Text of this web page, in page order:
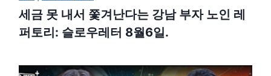
세금 못 내서 쫓겨난다는 강남 부자 노인 레
퍼토리: 슬로우레터 8월6일.